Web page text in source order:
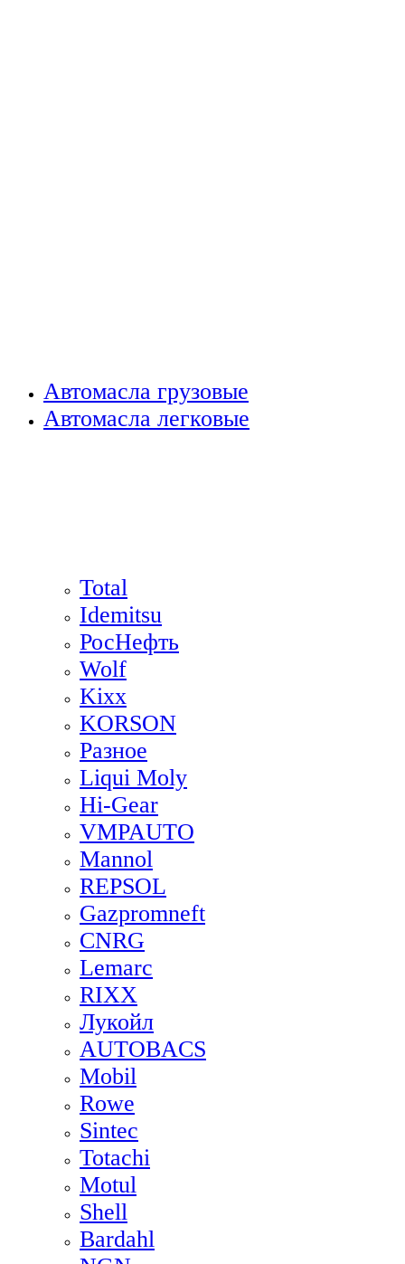
Автомасла грузовые
Автомасла легковые
Total
Idemitsu
РосНефть
Wolf
Kixx
KORSON
Разное
Liqui Moly
Hi-Gear
VMPAUTO
Mannol
REPSOL
Gazpromneft
CNRG
Lemarc
RIXX
Лукойл
AUTOBACS
Mobil
Rowe
Sintec
Totachi
Motul
Shell
Bardahl